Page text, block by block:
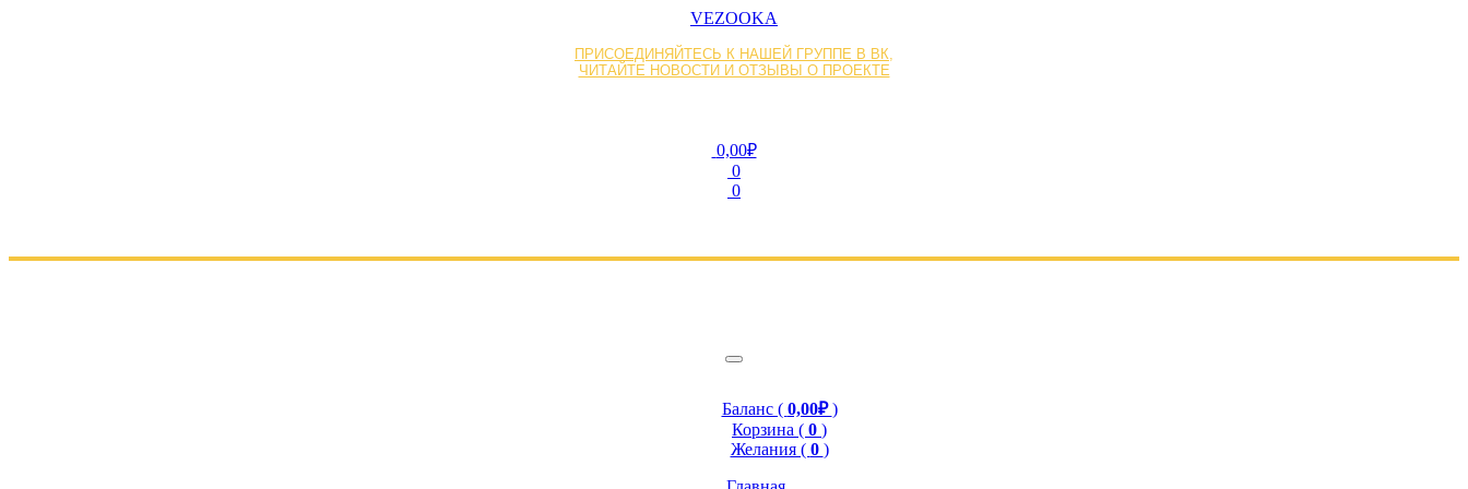
VEZOOKA
ПРИСОЕДИНЯЙТЕСЬ К НАШЕЙ ГРУППЕ В ВК,
ЧИТАЙТЕ НОВОСТИ И ОТЗЫВЫ О ПРОЕКТЕ
0,00₽
0
0
Баланс ( 0,00₽)
Корзина ( 0 )
Желания ( 0 )